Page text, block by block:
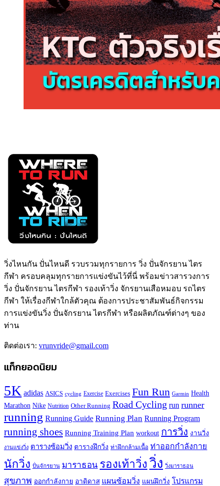
วิ่งไหนกัน ปั่นไหนดี รวบรวมทุกรายการ วิ่ง ปั่นจักรยาน ไตร
กีฬา ครอบคลุมทุกรายการแข่งขันไว้ที่นี่ พร้อมข่าวสารวงการ
วิ่ง ปั่นจักรยาน ไตรกีฬา รองเท้าวิ่ง จักรยานเสือหมอบ รถไตร
กีฬา ให้เรื่องกีฬาใกล้ตัวคุณ ต้องการประชาสัมพันธ์กิจกรรม
การแข่งขันวิ่ง ปั่นจักรยาน ไตรกีฬา หรือผลิตภัณฑ์ต่างๆ ของ
ท่าน
ติดต่อเรา: vrunvride@gmail.com
แท็กยอดนิยม
5K adidas ASICS cycling Exercise Exercises Fun Run Garmin Health
Marathon Nike Nutrition Other Running Road Cycling run runner
running Running Guide Running Plan Running Program
running shoes Running Training Plan workout การวิ่ง งานวิ่ง
งานแข่งวิ่ง ตารางซ้อมวิ่ง ตารางฝึกวิ่ง ท่าฝึกกล้ามเนื้อ ท่าออกกำลังกาย
นักวิ่ง ปั่นจักรยาน มาราธอน รองเท้าวิ่ง วิ่ง วิ่งมาราธอน
สุขภาพ ออกกำลังกาย อาดิดาส แผนซ้อมวิ่ง แผนฝึกวิ่ง โปรแกรม